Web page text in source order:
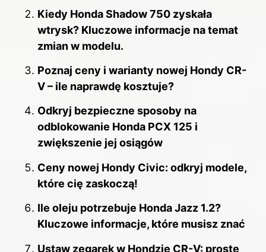
Kiedy Honda Shadow 750 zyskała
wtrysk? Kluczowe informacje na temat
zmian w modelu.
Poznaj ceny i warianty nowej Hondy CR-
V – ile naprawdę kosztuje?
Odkryj bezpieczne sposoby na
odblokowanie Honda PCX 125 i
zwiększenie jej osiągów
Ceny nowej Hondy Civic: odkryj modele,
które cię zaskoczą!
Ile oleju potrzebuje Honda Jazz 1.2?
Kluczowe informacje, które musisz znać
Ustaw zegarek w Hondzie CR-V: proste